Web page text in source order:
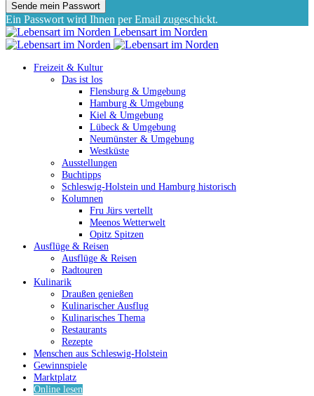
Ein Passwort wird Ihnen per Email zugeschickt.
Lebensart im Norden
Freizeit & Kultur
Das ist los
Flensburg & Umgebung
Hamburg & Umgebung
Kiel & Umgebung
Lübeck & Umgebung
Neumünster & Umgebung
Westküste
Ausstellungen
Buchtipps
Schleswig-Holstein und Hamburg historisch
Kolumnen
Fru Jürs vertellt
Meenos Wetterwelt
Opitz Spitzen
Ausflüge & Reisen
Ausflüge & Reisen
Radtouren
Kulinarik
Draußen genießen
Kulinarischer Ausflug
Kulinarisches Thema
Restaurants
Rezepte
Menschen aus Schleswig-Holstein
Gewinnspiele
Marktplatz
Online lesen